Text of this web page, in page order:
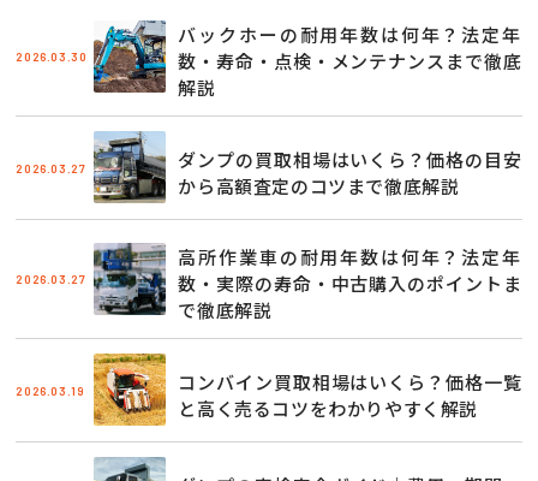
2026.03.30
バックホーの耐用年数は何年？法定年
数・寿命・点検・メンテナンスまで徹底
解説
2026.03.27
ダンプの買取相場はいくら？価格の目安
から高額査定のコツまで徹底解説
2026.03.27
高所作業車の耐用年数は何年？法定年
数・実際の寿命・中古購入のポイントま
で徹底解説
2026.03.19
コンバイン買取相場はいくら？価格一覧
と高く売るコツをわかりやすく解説